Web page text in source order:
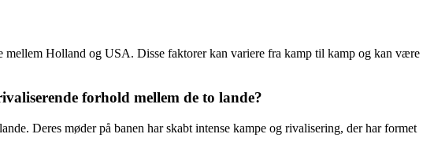
mellem Holland og USA. Disse faktorer kan variere fra kamp til kamp og kan være
forhold mellem de to lande?
Deres møder på banen har skabt intense kampe og rivalisering, der har formet